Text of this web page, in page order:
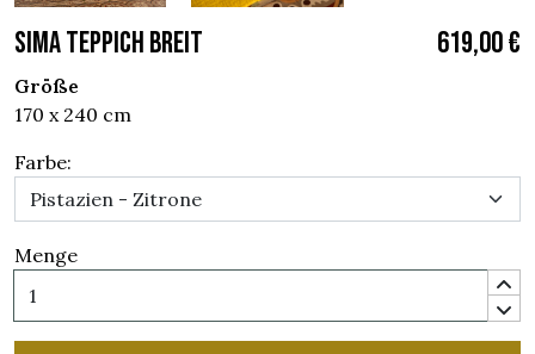
SIMA TEPPICH BREIT 619,00 €
Größe
170 x 240 cm
Farbe:
Menge